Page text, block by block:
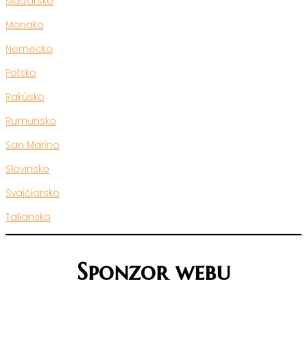
Monako
Nemecko
Poľsko
Rakúsko
Rumunsko
San Maríno
Slovinsko
Švajčiarsko
Taliansko
Sponzor webu